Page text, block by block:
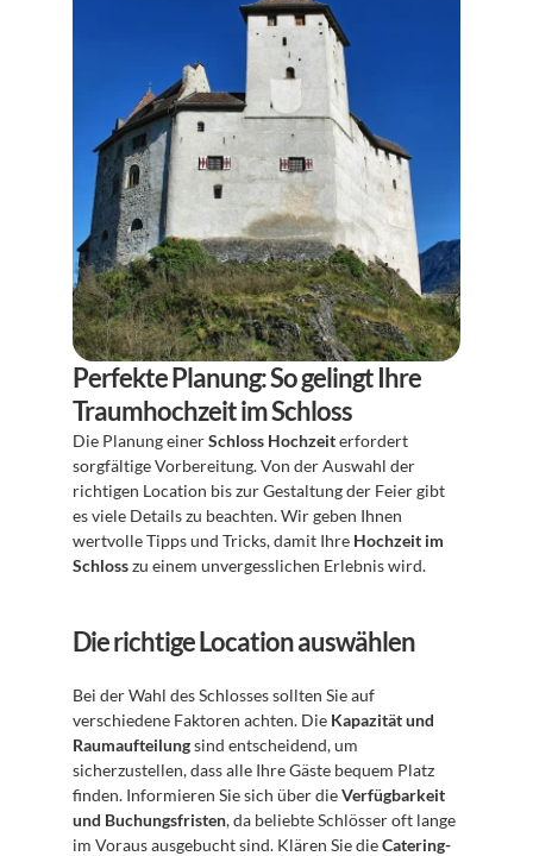
Perfekte Planung: So gelingt Ihre
Traumhochzeit im Schloss
Die Planung einer Schloss Hochzeit erfordert
sorgfältige Vorbereitung. Von der Auswahl der
richtigen Location bis zur Gestaltung der Feier gibt
es viele Details zu beachten. Wir geben Ihnen
wertvolle Tipps und Tricks, damit Ihre Hochzeit im
Schloss zu einem unvergesslichen Erlebnis wird.
Die richtige Location auswählen
Bei der Wahl des Schlosses sollten Sie auf
verschiedene Faktoren achten. Die Kapazität und
Raumaufteilung sind entscheidend, um
sicherzustellen, dass alle Ihre Gäste bequem Platz
finden. Informieren Sie sich über die Verfügbarkeit
und Buchungsfristen, da beliebte Schlösser oft lange
im Voraus ausgebucht sind. Klären Sie die Catering-